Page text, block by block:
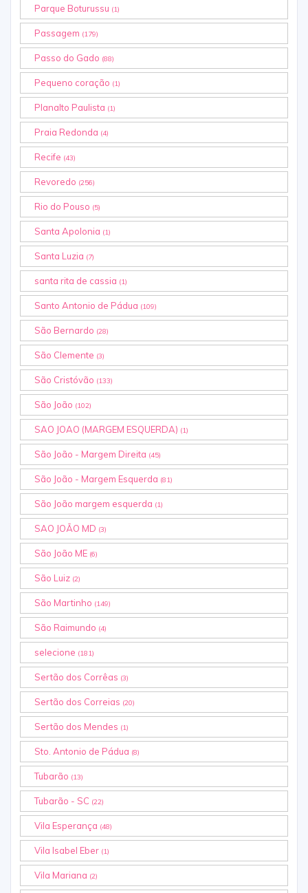
Parque Boturussu (1)
Passagem (179)
Passo do Gado (88)
Pequeno coração (1)
Planalto Paulista (1)
Praia Redonda (4)
Recife (43)
Revoredo (256)
Rio do Pouso (5)
Santa Apolonia (1)
Santa Luzia (7)
santa rita de cassia (1)
Santo Antonio de Pádua (109)
São Bernardo (28)
São Clemente (3)
São Cristóvão (133)
São João (102)
SAO JOAO (MARGEM ESQUERDA) (1)
São João - Margem Direita (45)
São João - Margem Esquerda (81)
São João margem esquerda (1)
SAO JOÃO MD (3)
São João ME (6)
São Luiz (2)
São Martinho (149)
São Raimundo (4)
selecione (181)
Sertão dos Corrêas (3)
Sertão dos Correias (20)
Sertão dos Mendes (1)
Sto. Antonio de Pádua (8)
Tubarão (13)
Tubarão - SC (22)
Vila Esperança (48)
Vila Isabel Eber (1)
Vila Mariana (2)